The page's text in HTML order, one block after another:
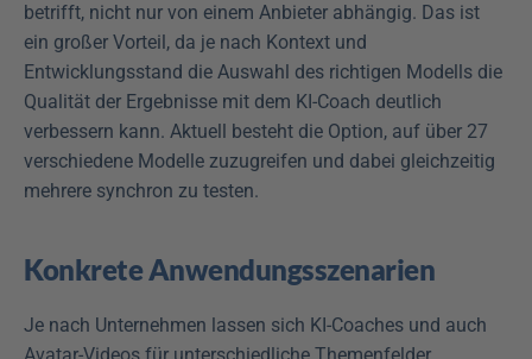
betrifft, nicht nur von einem Anbieter abhängig. Das ist
ein großer Vorteil, da je nach Kontext und
Entwicklungsstand die Auswahl des richtigen Modells die
Qualität der Ergebnisse mit dem KI-Coach deutlich
verbessern kann. Aktuell besteht die Option, auf über 27
verschiedene Modelle zuzugreifen und dabei gleichzeitig
mehrere synchron zu testen.
Konkrete Anwendungsszenarien
Je nach Unternehmen lassen sich KI-Coaches und auch